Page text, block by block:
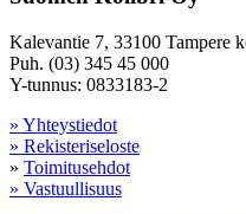
Kalevantie 7, 33100 Tampere
Puh. (03) 345 45 000
Y-tunnus: 0833183-2
» Yhteystiedot
» Rekisteriseloste
» Toimitusehdot
» Vastuullisuus